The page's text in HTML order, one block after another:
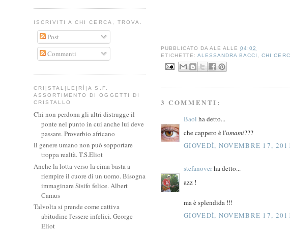
PUBBLICATO DAALE ALLE04:02
ETICHETTE:ALESSANDRA BACCI ,CHI
3 COMMENTI:
Baol ha detto...
che cappero è l'umami???
GIOVEDÌ, NOVEMBRE 17,
stefanoverha detto...
azz !
ma è splendida !!!
GIOVEDÌ, NOVEMBRE 17,
ISCRIVITI A CHI CERCA, TROVA.
Post
Commenti
CRI|STAL|LE|RÌ|A S.F.
ASSORTIMENTO DI OGGETTI DI
CRISTALLO
Chi non perdona gli altri distrugge il
ponte nel punto in cui anche lui deve
passare. Proverbio africano
Il genere umano non può sopportare
troppa realtà. T.S.Eliot
Anche la lotta verso la cima basta a
riempire il cuore di un uomo. Bisogna
immaginare Sisifo felice. Albert
Camus
Talvolta si prende come cattiva
abitudine l'essere infelici. George
Eliot